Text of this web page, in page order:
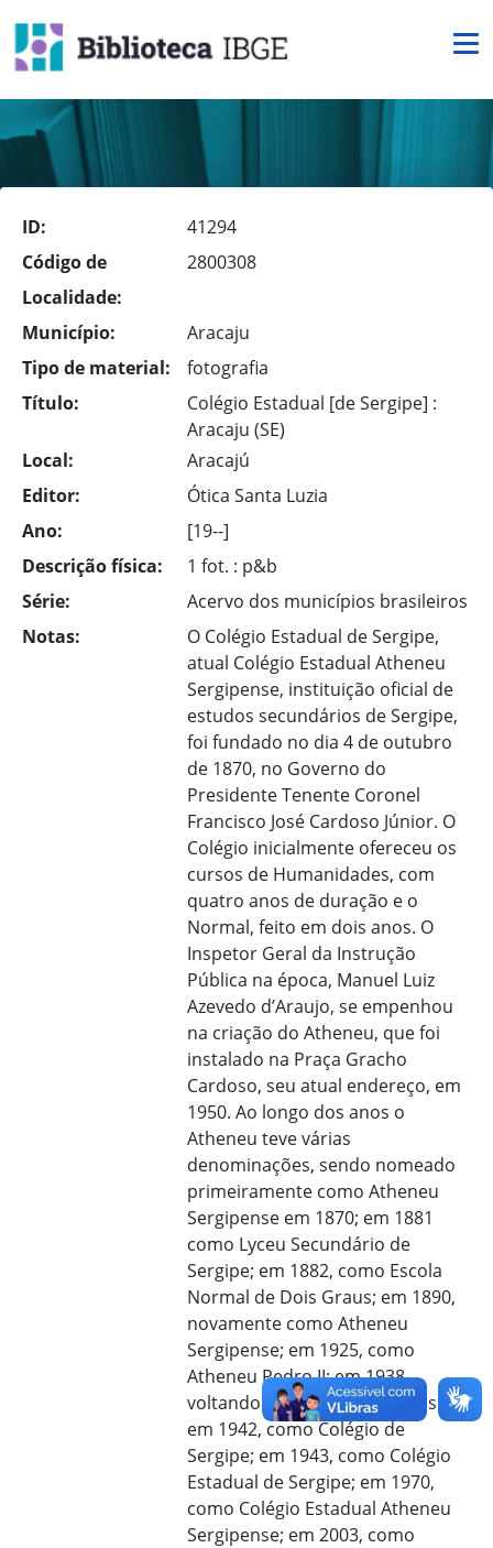
ID:
41294
Código de
Localidade:
2800308
Município:
Aracaju
Tipo de material:
fotografia
Título:
Colégio Estadual [de Sergipe] :
Aracaju (SE)
Local:
Aracajú
Editor:
Ótica Santa Luzia
Ano:
[19--]
Descrição física:
1 fot. : p&b
Série:
Acervo dos municípios brasileiros
Notas:
O Colégio Estadual de Sergipe,
atual Colégio Estadual Atheneu
Sergipense, instituição oficial de
estudos secundários de Sergipe,
foi fundado no dia 4 de outubro
de 1870, no Governo do
Presidente Tenente Coronel
Francisco José Cardoso Júnior. O
Colégio inicialmente ofereceu os
cursos de Humanidades, com
quatro anos de duração e o
Normal, feito em dois anos. O
Inspetor Geral da Instrução
Pública na época, Manuel Luiz
Azevedo d’Araujo, se empenhou
na criação do Atheneu, que foi
instalado na Praça Gracho
Cardoso, seu atual endereço, em
1950. Ao longo dos anos o
Atheneu teve várias
denominações, sendo nomeado
primeiramente como Atheneu
Sergipense em 1870; em 1881
como Lyceu Secundário de
Sergipe; em 1882, como Escola
Normal de Dois Graus; em 1890,
novamente como Atheneu
Sergipense; em 1925, como
Atheneu Pedro II; em 1938,
voltando à Atheneu Sergipense;
em 1942, como Colégio de
Sergipe; em 1943, como Colégio
Estadual de Sergipe; em 1970,
como Colégio Estadual Atheneu
Sergipense; em 2003, como